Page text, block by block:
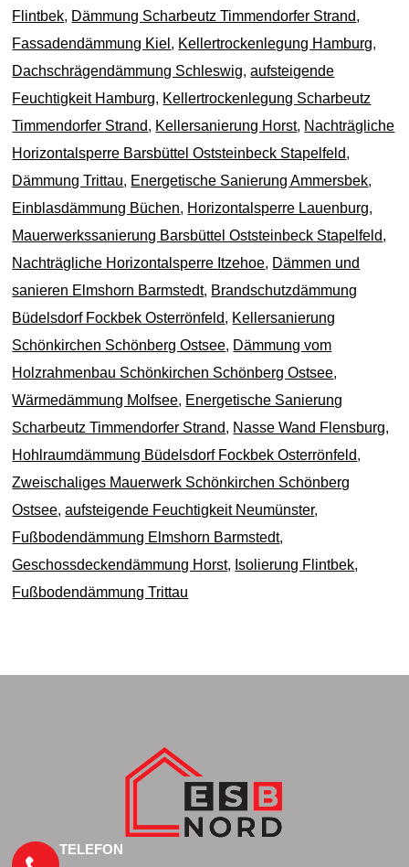
Flintbek, Dämmung Scharbeutz Timmendorfer Strand,
Fassadendämmung Kiel , Kellertrockenlegung Hamburg,
Dachschrägendämmung Schleswig,aufsteigende
Feuchtigkeit Hamburg, Kellertrockenlegung Scharbeutz
Timmendorfer Strand, Kellersanierung Horst, Nachträgliche
Horizontalsperre Barsbüttel Oststeinbeck Stapelfeld,
Dämmung Trittau, Energetische Sanierung Ammersbek,
Einblasdämmung Büchen, Horizontalsperre Lauenburg,
Mauerwerkssanierung Barsbüttel Oststeinbeck Stapelfeld,
Nachträgliche Horizontalsperre Itzehoe, Dämmen und
sanieren Elmshorn Barmstedt, Brandschutzdämmung
Büdelsdorf Fockbek Osterrönfeld, Kellersanierung
Schönkirchen Schönberg Ostsee, Dämmung vom
Holzrahmenbau Schönkirchen Schönberg Ostsee,
Wärmedämmung Molfsee, Energetische Sanierung
Scharbeutz Timmendorfer Strand, Nasse Wand Flensburg,
Hohlraumdämmung Büdelsdorf Fockbek Osterrönfeld,
Zweischaliges Mauerwerk Schönkirchen Schönberg
Ostsee,aufsteigende Feuchtigkeit Neumünster,
Fußbodendämmung Elmshorn Barmstedt,
Geschossdeckendämmung Horst, Isolierung Flintbek,
Fußbodendämmung Trittau
TELEFON